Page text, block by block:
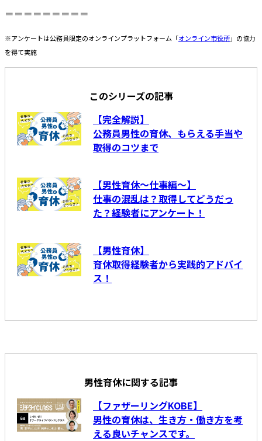
＝＝＝＝＝＝＝＝＝
※アンケートは公務員限定のオンラインプラットフォーム「オンライン市役所」の協力
を得て実施
このシリーズの記事
【完全解説】
公務員男性の育休、もらえる手当や
取得のコツまで
【男性育休～仕事編～】
仕事の混乱は？取得してどうだっ
た？経験者にアンケート！
【男性育休】
育休取得経験者から実践的アドバイ
ス！
男性育休に関する記事
【ファザーリングKOBE】
男性の育休は、生き方・働き方を考
える良いチャンスです。